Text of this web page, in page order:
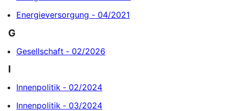
Energieversorgung - 04/2021
G
Gesellschaft ‐ 02/2026
I
Innenpolitik ‐ 02/2024
Innenpolitik ‐ 03/2024